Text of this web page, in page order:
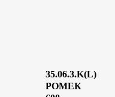
35.06.3.K(L)
РОМЕК